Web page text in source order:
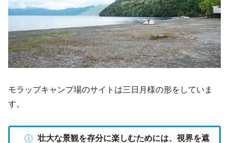
モラップキャンプ場のサイトは三日月様の形をしていま
す。
壮大な景観を存分に楽しむためには、視界を遮